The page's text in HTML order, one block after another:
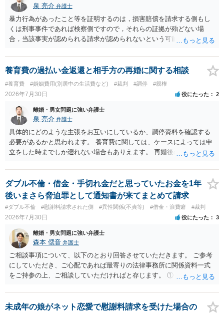
泉 亮介 弁護士
暴力行為があったこと等を証明するのは，損害賠償を請求する側もし
くは刑事事件であれば検察側ですので，それらの証拠が殆どない場
合，当該事実が認められる請求が認められないという可能性はあるで
養育費の過払い金返還と相手方の再婚に関する相談
#養育費 #婚姻費用(別居中の生活費など) #裁判 #調停 #親権
2026年7月30日 役にたった 2
離婚・男女問題に強い弁護士
泉 亮介 弁護士
具体的にどのような主張をお互いにしているか、調停資料を確認する
必要があるかと思われます。 養育費に関しては、ケースによっては申
立をした時までしか遡れない場合もありえます。 再婚後の相手方の行
養育費に関するやりとり等があればそちらについても確認する必要が
あるでしょう。 公開相談の場での回答よりも個別に弁護士にご相談さ
れることをお勧めいたします。
ダブル不倫・借金・手切れ金だと思っていたお金を1年
後いまさら脅迫罪として通知書が来てまとめて請求
#ダブル不倫 #慰謝料請求された側 #異性関係(不貞等) #借金・浪費癖 #裁判
2026年7月30日 役にたった 3
離婚・男女問題に強い弁護士
森本 偲音 弁護士
ご相談事項について、以下のとおり回答させていただきます。 ご参考
にしていただき、ご心配であれば最寄りの法律事務所に関係資料一式
をご持参の上、ご相談していただければと存じます。 ① このLINEの
される可能性はあるのか ⇒LINEを含む１００万円の貸付に至るまでの
やり取り等の経緯、誓約書の内容等を踏まえて、関係を清算するため
未成年の娘がネット恋愛で慰謝料請求を受けた場合の